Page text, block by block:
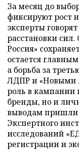
За месяц до
фиксируют рост
эксперты
расстановки
Россия»
остается
а борьба за
ЛДПР и «Новыми
роль в кампании
бренды, но и
выводам пришли
Экспертного
исследований
регистрации и